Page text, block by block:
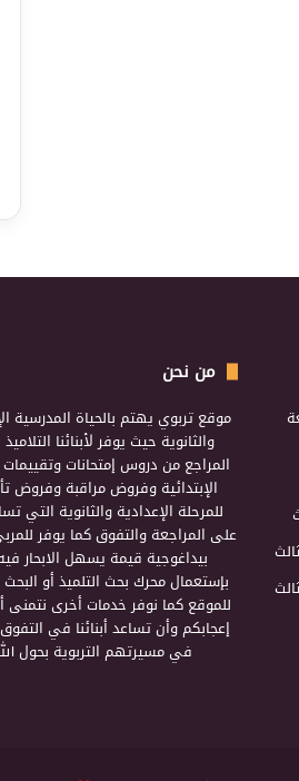
من نحن
موقع تربوي يهتم بالحياة المدرسية
والثانوية حيث يوفر لأبنائنا
المراجع من دروس إمتحانات وتقييمات
الإبتدائية وفروض مراقبة وفروض
للمرحلة الإعدادية والثانوية التي
على المراجعة والتفوق كما يوفر
بيداغوجية قيمة يسهل الابحار
بإستعمال محرك بحث التلميذ أو
للموقع كما نوفر خدمات أخرى نتمنى
إعجابكم وأن تساعد أبنائنا في التفوق
في مسيرتهم التربوية بحول